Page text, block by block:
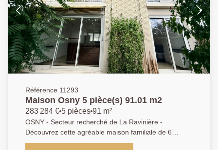
Référence 11293
Maison Osny 5 pièce(s) 91.01 m2
283 284 € 5 pièces 91 m²
OSNY - Secteur recherché de La Ravinière -
Découvrez cette agréable maison familiale de 6
pièces d'environ 91 m², idéalement située dans un